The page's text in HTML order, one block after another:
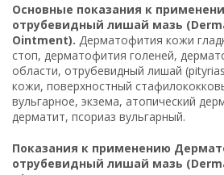
Основные показания к
отрубевидный лишай мазь
Ointment). Дерматофития кожи
стоп, дерматофития голеней,
области, отрубевидный лишай
кожи, поверхностный
вульгарное, экзема, атопический
дерматит, псориаз вульгарный.
Показания к применению
отрубевидный лишай мазь